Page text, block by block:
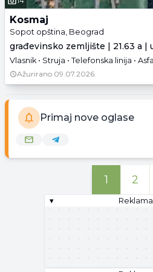
Kosmaj
Sopot opština, Beograd
Ažurirano 09.07.2026.
Primaj nove oglase
1 2
▾ Reklama